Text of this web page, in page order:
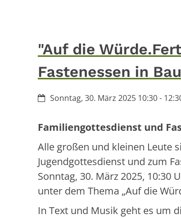
"Auf die
Fastenessen in
Datum:Sonntag, 30. März 2025 10:30 -
Familiengottesdienst und
Alle großen und kleinen Leute
Jugendgottesdienst und zum
Sonntag, 30. März 2025, 10:30
unter dem Thema „Auf die
In Text und Musik geht es um